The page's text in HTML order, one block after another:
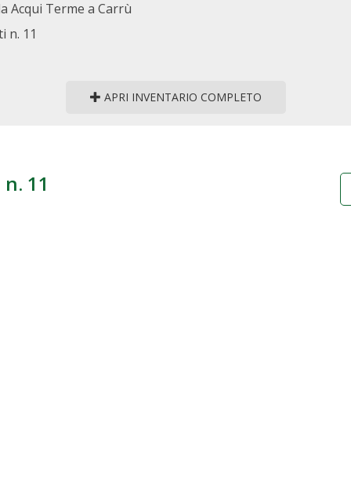
Acqui Terme a Carrù
n. 11
APRI INVENTARIO COMPLETO
11